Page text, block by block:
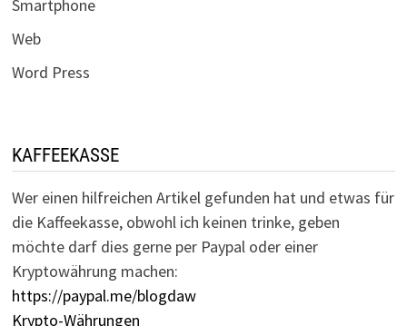
Smartphone
Web
Word Press
KAFFEEKASSE
Wer einen hilfreichen Artikel gefunden hat und etwas für
die Kaffeekasse, obwohl ich keinen trinke, geben
möchte darf dies gerne per Paypal oder einer
Kryptowährung machen:
https://paypal.me/blogdaw
Krypto-Währungen